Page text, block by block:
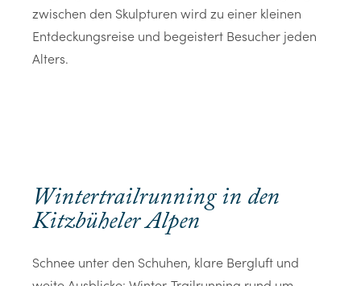
zwischen den Skulpturen wird zu einer kleinen
Entdeckungsreise und begeistert Besucher jeden
Alters.
Wintertrailrunning in den
Kitzbüheler Alpen
Schnee unter den Schuhen, klare Bergluft und